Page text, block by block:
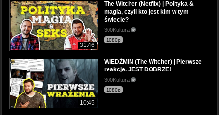
31:46
The Witcher (Netflix) | Polityka &
magia, czyli kto jest kim w tym
świecie?
300Kultura
1080p
10:45
WIEDŹMIN (The Witcher) | Pierwsze
reakcje. JEST DOBRZE!
300Kultura
1080p